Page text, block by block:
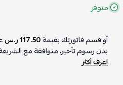
متوفر
أو قسم فاتورتك بقيمة117.50 ر.س
بدون رسوم تأخير، متوافقة مع
اعرف أكثر